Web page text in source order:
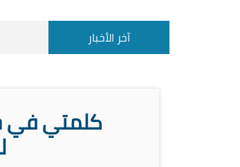
آخر الأخبار
كلمتي في